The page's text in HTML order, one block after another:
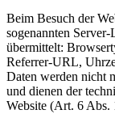
Beim Besuch der
sogenannten
übermittelt:
Referrer-URL,
Daten werden nicht
und dienen der
Website (Art. 6